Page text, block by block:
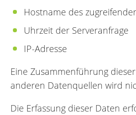
Hostname des
Uhrzeit der Serveranfrage
IP-Adresse
Eine Zusammenführung
anderen Datenquellen wird
Die Erfassung dieser Daten